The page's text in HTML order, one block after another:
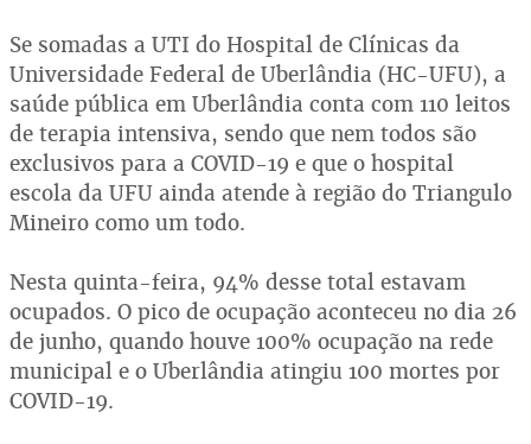
Se somadas a UTI do Hospital de Clínicas da
Universidade Federal de Uberlândia (HC-UFU), a
saúde pública em Uberlândia conta com 110 leitos
de terapia intensiva, sendo que nem todos são
exclusivos para a COVID-19 e que o hospital
escola da UFU ainda atende à região do Triangulo
Mineiro como um todo.
Nesta quinta-feira, 94% desse total estavam
ocupados. O pico de ocupação aconteceu no dia 26
de junho, quando houve 100% ocupação na rede
municipal e o Uberlândia atingiu 100 mortes por
COVID-19.